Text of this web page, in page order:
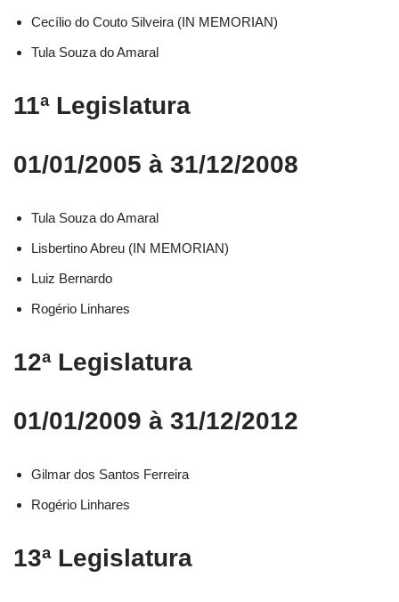
Cecílio do Couto Silveira (IN MEMORIAN)
Tula Souza do Amaral
11ª Legislatura
01/01/2005 à 31/12/2008
Tula Souza do Amaral
Lisbertino Abreu (IN MEMORIAN)
Luiz Bernardo
Rogério Linhares
12ª Legislatura
01/01/2009 à 31/12/2012
Gilmar dos Santos Ferreira
Rogério Linhares
13ª Legislatura